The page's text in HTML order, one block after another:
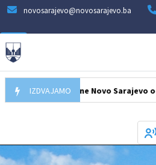
novosarajevo@novosarajevo.ba
IZDVAJAMO
Općine Novo Sarajevo odala